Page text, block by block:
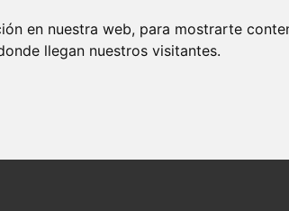
en nuestra web, para mostrarte
llegan nuestros visitantes.